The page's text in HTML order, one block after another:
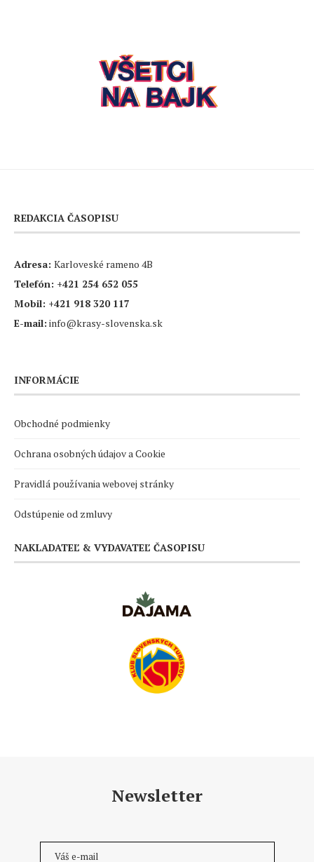
REDAKCIA ČASOPISU
Adresa: Karloveské rameno 4B
Telefón: +421 254 652 055
Mobil: +421 918 320 117
E-mail: info@krasy-slovenska.sk
INFORMÁCIE
Obchodné podmienky
Ochrana osobných údajov a Cookie
Pravidlá používania webovej stránky
Odstúpenie od zmluvy
NAKLADATEĽ & VYDAVATEĽ ČASOPISU
Newsletter